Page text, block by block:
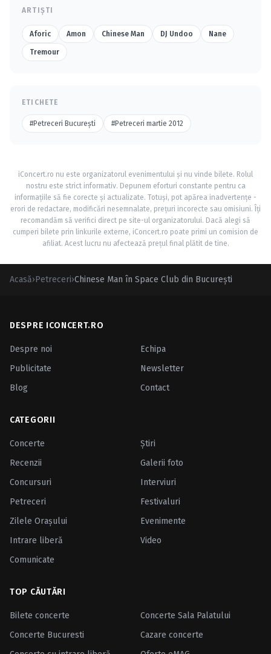
ARTIȘTI
Aforic Amon Chinese Man DJ Undoo Nane
Tremour
ETICHETE
#Petreceri Bucureşti #Petreceri martie 2012
iConcert.ro nu este organizatorul evenimentului și nu vinde bilete. Rolul
nostru este strict informativ. Depunem eforturi constante pentru ca
informațiile să fie corecte și actualizate. Totuși, pot apărea inadvertențe -
erori de redactare, modificări nesemnalate, prețuri incorecte sau omisiuni. Îți
recomandăm să verifici direct pe site-ul organizatorului. Dacă alegi să
cumperi bilete prin linkurile externe, iConcert.ro poate primi un comision de
afiliat. Acest lucru nu afectează prețul final plătit de tine.
Acasă›Petreceri›Chinese Man în Space Club din Bucureşti
DESPRE ICONCERT.RO
Despre noi
Echipa
Publicitate
Newsletter
Blog
Contact
CATEGORII
Concerte
Ştiri
Recenzii
Galerii foto
Concursuri
Interviuri
Petreceri
Festivaluri
Zilele Oraşului
Evenimente
Intrare liberă
Video
Comunicate
TOP CĂUTĂRI
Bilete concerte
Concerte Sala Palatului
Concerte Bucuresti
Cazare concerte